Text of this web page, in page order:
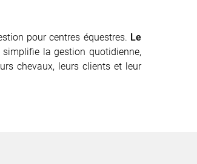
pour centres équestres. Le
la gestion quotidienne,
chevaux, leurs clients et leur